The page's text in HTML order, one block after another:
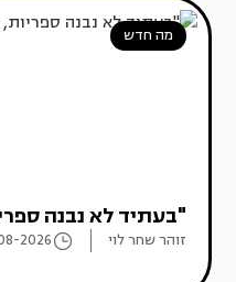
מה חדש
"בעתיד לא נבנה
זוהר שחר לוי 2026